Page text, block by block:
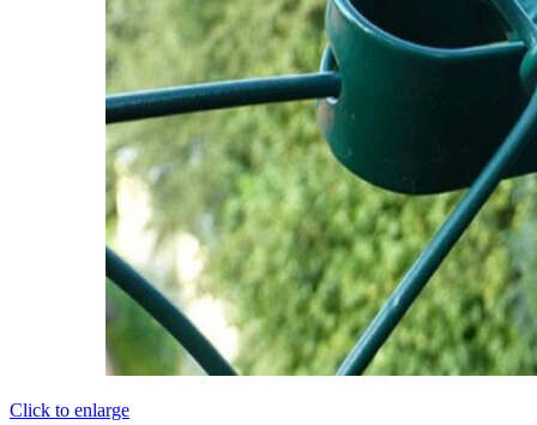
Click to enlarge